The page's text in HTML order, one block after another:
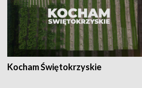
Kocham Świętokrzyskie